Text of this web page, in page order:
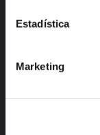
Estadística
Marketing
Alicante